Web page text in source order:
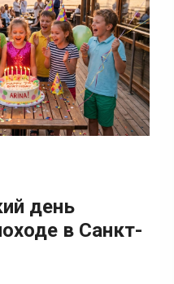
день
в Санкт-